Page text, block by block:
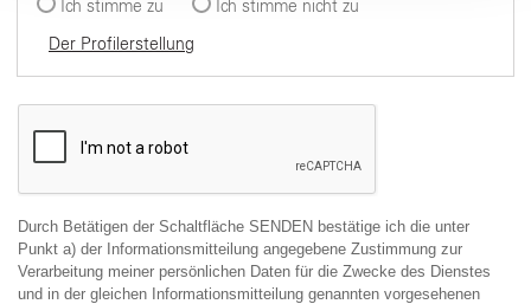
Ich stimme zu
Ich stimme nicht zu
Der Profilerstellung
Durch Betätigen der Schaltfläche SENDEN bestätige ich die unter
Punkt a) der Informationsmitteilung angegebene Zustimmung zur
Verarbeitung meiner persönlichen Daten für die Zwecke des Dienstes
und in der gleichen Informationsmitteilung genannten vorgesehenen